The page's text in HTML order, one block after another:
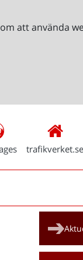
att använda
trafikverket.se